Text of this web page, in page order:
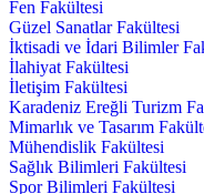
Fen Fakültesi
Güzel Sanatlar Fakültesi
İktisadi ve İdari Bilimler
İlahiyat Fakültesi
İletişim Fakültesi
Karadeniz Ereğli Turizm
Mimarlık ve Tasarım
Mühendislik Fakültesi
Sağlık Bilimleri Fakültesi
Spor Bilimleri Fakültesi